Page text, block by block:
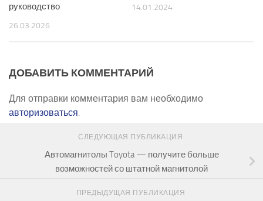
руководство
26.03.2026
14.01.2024
ДОБАВИТЬ КОММЕНТАРИЙ
Для отправки комментария вам необходимо
авторизоваться
СЛЕДУЮЩАЯ ПУБЛИКАЦИЯ
Автомагнитолы Toyota — получите больше
возможностей со штатной магнитолой
ПРЕДЫДУЩАЯ ПУБЛИКАЦИЯ